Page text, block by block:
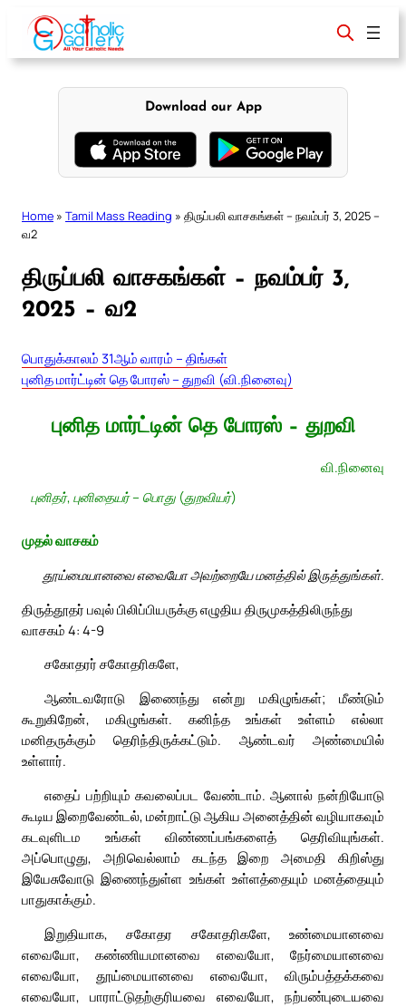
content
Download our App
Home » Tamil Mass Reading » திருப்பலி வாசகங்கள் – நவம்பர் 3, 2025 –
வ2
திருப்பலி வாசகங்கள் – நவம்பர் 3,
2025 – வ2
பொதுக்காலம் 31ஆம் வாரம் – திங்கள்
புனித மார்ட்டின் தெ போரஸ் – துறவி (வி.நினைவு)
புனித மார்ட்டின் தெ போரஸ் – துறவி
வி.நினைவு
புனிதர், புனிதையர் – பொது (துறவியர்)
முதல் வாசகம்
தூய்மையானவை எவையோ அவற்றையே மனத்தில் இருத்துங்கள்.
திருத்தூதர் பவுல் பிலிப்பியருக்கு எழுதிய திருமுகத்திலிருந்து
வாசகம் 4: 4-9
சகோதரர் சகோதரிகளே,
ஆண்டவரோடு இணைந்து என்று மகிழுங்கள்; மீண்டும்
கூறுகிறேன், மகிழுங்கள். கனிந்த உங்கள் உள்ளம் எல்லா
மனிதருக்கும் தெரிந்திருக்கட்டும். ஆண்டவர் அண்மையில்
உள்ளார்.
எதைப் பற்றியும் கவலைப்பட வேண்டாம். ஆனால் நன்றியோடு
கூடிய இறைவேண்டல், மன்றாட்டு ஆகிய அனைத்தின் வழியாகவும்
கடவுளிடம உங்கள் விண்ணப்பங்களைத் தெரிவியுங்கள்.
அப்பொழுது, அறிவெல்லாம் கடந்த இறை அமைதி கிறிஸ்து
இயேசுவோடு இணைந்துள்ள உங்கள் உள்ளத்தையும் மனத்தையும்
பாதுகாக்கும்.
இறுதியாக, சகோதர சகோதரிகளே, உண்மையானவை
எவையோ, கண்ணியமானவை எவையோ, நேர்மையானவை
எவையோ, தூய்மையானவை எவையோ, விரும்பத்தக்கவை
எவையோ, பாராட்டுதற்குரியவை எவையோ, நற்பண்புடையவை